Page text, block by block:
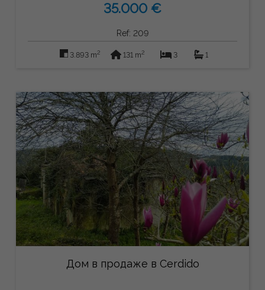
35.000 €
Ref: 209
3.893 m2 131 m2 3 1
Дом в продаже в Cerdido